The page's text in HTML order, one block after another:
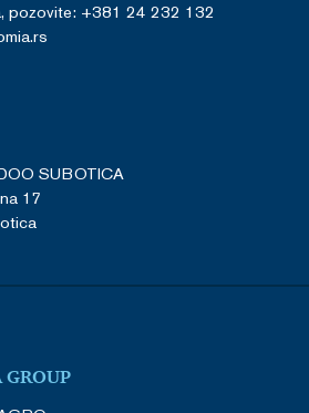
pozovite: +381 24 232 132
SUBOTICA
17